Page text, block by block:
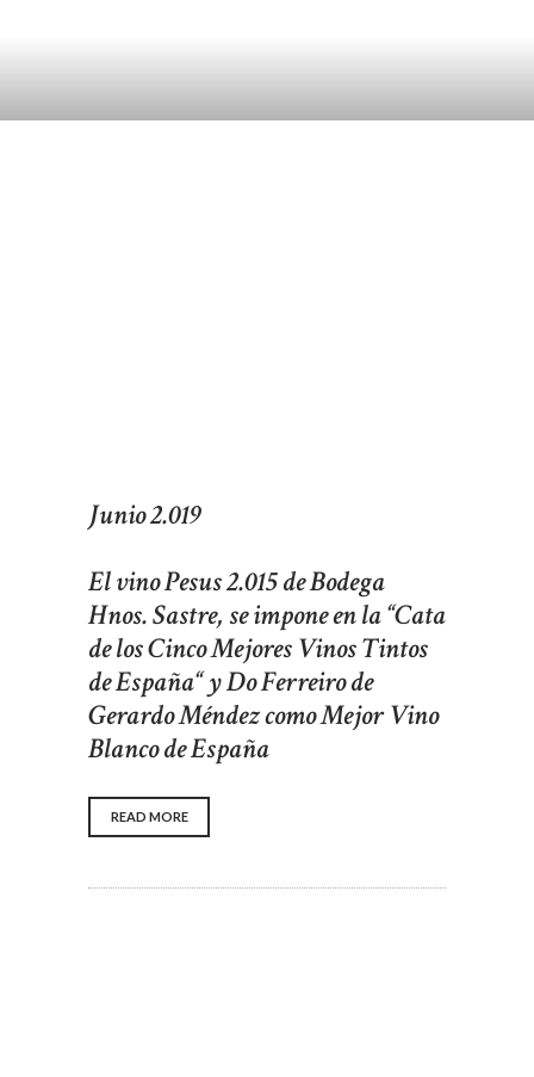
Junio 2.019
El vino Pesus 2.015 de Bodega
Hnos. Sastre, se impone en la “Cata
de los Cinco Mejores Vinos Tintos
de España“ y Do Ferreiro de
Gerardo Méndez como Mejor Vino
Blanco de España
READ MORE